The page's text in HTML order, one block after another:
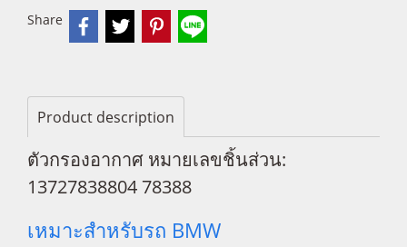
Share
Product description
ตัวกรองอากาศ หมายเลขชิ้นส่วน:
13727838804 78388
เหมาะสำหรับรถ BMW